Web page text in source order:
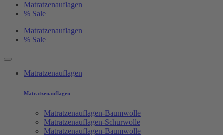
Matratzenauflagen
% Sale
Matratzenauflagen
% Sale
Matratzenauflagen
Matratzenauflagen
Matratzenauflagen-Baumwolle
Matratzenauflagen-Schurwolle
Matratzenauflagen-Baumwolle